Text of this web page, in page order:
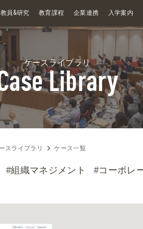
教員&研究 教育課程 企業連携 入学案内
ケースライブラリ
Library
スライブラリ ケース一覧
#組織マネジメント #コーポレ